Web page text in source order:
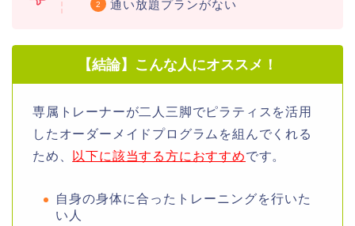
通い放題プランがない
【結論】こんな人にオススメ！
専属トレーナーが二人三脚でピラティスを活用
したオーダーメイドプログラムを組んでくれる
ため、
以下に該当する方におすすめです。
自身の身体に合ったトレーニングを行いた
い人